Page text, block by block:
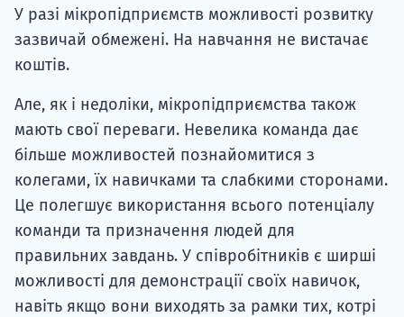
У разі мікропідприємств можливості розвитку
зазвичай обмежені. На навчання не вистачає
коштів.
Але, як і недоліки, мікропідприємства також
мають свої переваги. Невелика команда дає
більше можливостей познайомитися з
колегами, їх навичками та слабкими сторонами.
Це полегшує використання всього потенціалу
команди та призначення людей для
правильних завдань. У співробітників є ширші
можливості для демонстрації своїх навичок,
навіть якщо вони виходять за рамки тих, котрі